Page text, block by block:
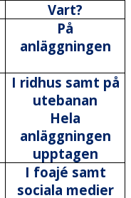
Vart?
På
anläggningen
I ridhus samt på
utebanan
Hela
anläggningen
upptagen
I foajé samt
sociala medier